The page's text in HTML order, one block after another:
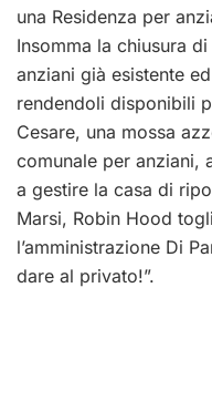
una Residenza per
Insomma la chiusura
anziani già esistente
rendendoli disponibili
Cesare, una mossa
comunale per anziani,
a gestire la casa di
Marsi, Robin Hood
l’amministrazione Di
dare al privato!”.